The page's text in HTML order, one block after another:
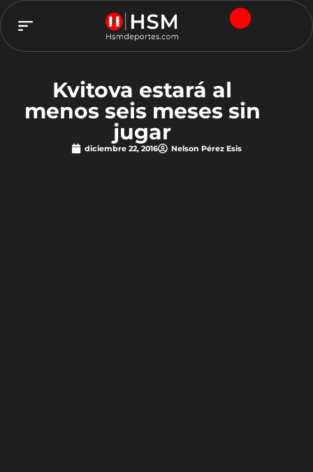
Kvitova estará al
menos seis meses sin
jugar
diciembre 22, 2016 Nelson Pérez Esis